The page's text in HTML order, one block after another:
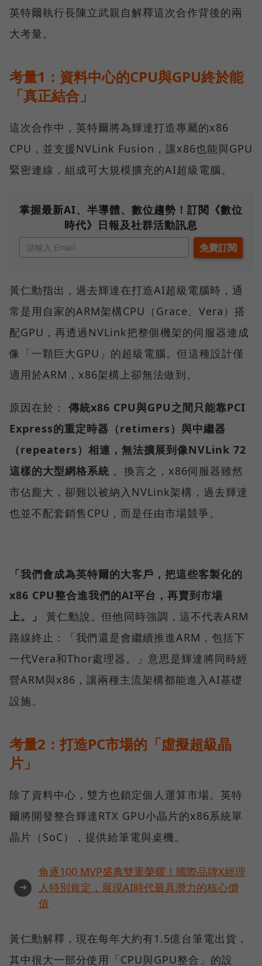
英特爾執行長陳立武親自解釋這次合作背後的兩
大考量。
考量1：資料中心的CPU與GPU終於能
「真正結合」
這次合作中，英特爾將為輝達打造專屬的x86
CPU，並支援NVLink Fusion，讓x86也能與GPU
緊密連線，組成可大規模擴充的AI超級電腦。
掌握最新AI、半導體、數位趨勢！訂閱《數位
時代》日報及社群活動訊息
黃仁勳指出，過去輝達在打造AI超級電腦時，通
常是用自家的ARM架構CPU（Grace、Vera）搭
配GPU，再透過NVLink把整個機架的伺服器連成
像「一顆巨大GPU」的超級電腦。但這種設計僅
適用於ARM，x86架構上卻無法做到。
原因在於： 傳統x86 CPU與GPU之間只能靠PCI
Express的重定時器（retimers）與中繼器
（repeaters）相連，無法擴展到像NVLink 72
這樣的大型網格系統 。換言之，x86伺服器雖然
市佔龐大，卻難以被納入NVLink架構，過去輝達
也並不配套銷售CPU，而是任由市場競爭。
「我們會成為英特爾的大客戶，把這些客製化的
x86 CPU整合進我們的AI平台，再賣到市場
上。」
黃仁勳說。但他同時強調，這不代表ARM
路線終止：「我們還是會繼續推進ARM，包括下
一代Vera和Thor處理器。」意思是輝達將同時經
營ARM與x86，讓兩種主流架構都能進入AI基礎
設施。
考量2：打造PC市場的「虛擬超級晶
片」
除了資料中心，雙方也鎖定個人運算市場。英特
爾將開發整合輝達RTX GPU小晶片的x86系統單
晶片（SoC），提供給筆電與桌機。
➜
角逐100 MVP盛典雙重榮耀！國際品牌X經理
人特別肯定，展現AI時代最具潛力的核心價
值
黃仁勳解釋，現在每年大約有1.5億台筆電出貨，
其中很大一部分使用「CPU與GPU整合」的設